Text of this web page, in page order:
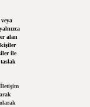
alan
ile